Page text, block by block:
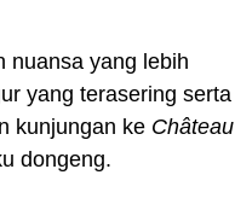
nuansa yang lebih
yang terasering serta
kunjungan ke Château
dongeng.